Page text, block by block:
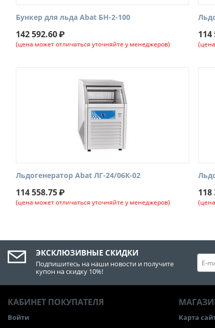
Бункер для льда Abat БН-2-100
142 592.60₽
(цена может отличаться уточняйте у менеджеров)
114
Льдогенератор Abat ЛГ-24/06К-02
114 558.75₽
(цена может отличаться уточняйте у менеджеров)
118
ЭКСКЛЮЗИВНЫЕ СКИДКИ
Подпишитесь на наши новости и получите
купон на скидку 10%!
КАБИНЕТ ПОКУПАТЕЛЯ
Войти
Карта